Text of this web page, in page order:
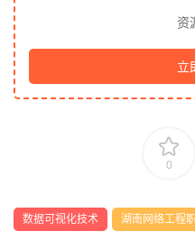
资
立
0
数据可视化技术 湖南网络工程